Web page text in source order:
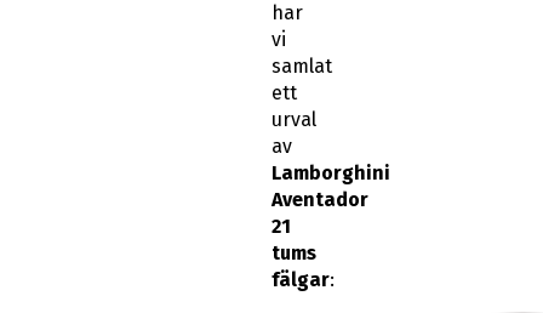
har
vi
samlat
ett
urval
av
Lamborghini
Aventador
21
tums
fälgar: